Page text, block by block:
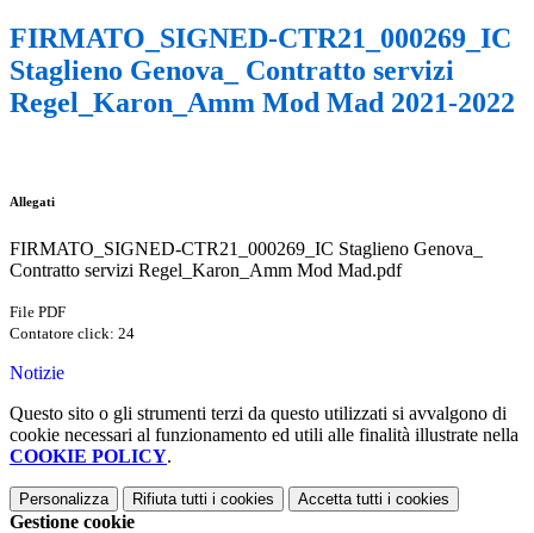
FIRMATO_SIGNED-CTR21_000269_IC
Staglieno Genova_ Contratto servizi
Regel_Karon_Amm Mod Mad 2021-2022
Allegati
FIRMATO_SIGNED-CTR21_000269_IC Staglieno Genova_
Contratto servizi Regel_Karon_Amm Mod Mad.pdf
File PDF
Contatore click: 24
Notizie
Questo sito o gli strumenti terzi da questo utilizzati si avvalgono di
cookie necessari al funzionamento ed utili alle finalità illustrate nella
COOKIE POLICY.
Personalizza Rifiuta tutti i cookies Accetta tutti i cookies
Gestione cookie